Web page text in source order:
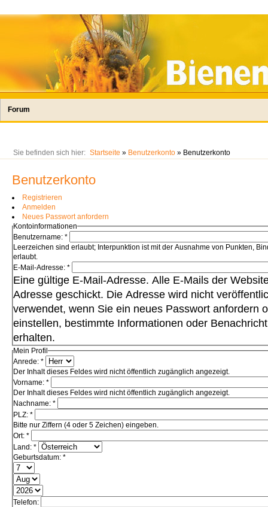
Forum
Sie befinden sich hier: Startseite » Benutzerkonto » Benutzerkonto
Benutzerkonto
Registrieren
Anmelden
Neues Passwort anfordern
Kontoinformationen
Benutzername: *
Leerzeichen sind erlaubt; Interpunktion ist mit der Ausnahme von Punkten,
erlaubt.
E-Mail-Adresse: *
Eine gültige E-Mail-Adresse. Alle E-Mails der
Adresse geschickt. Die Adresse wird nicht
verwendet, wenn Sie ein neues Passwort anfordern
einstellen, bestimmte Informationen oder
erhalten.
Mein Profil
Anrede: *
Der Inhalt dieses Feldes wird nicht öffentlich zugänglich angezeigt.
Vorname: *
Der Inhalt dieses Feldes wird nicht öffentlich zugänglich angezeigt.
Nachname: *
PLZ: *
Bitte nur Ziffern (4 oder 5 Zeichen) eingeben.
Ort: *
Land: *
Geburtsdatum: *
Telefon: